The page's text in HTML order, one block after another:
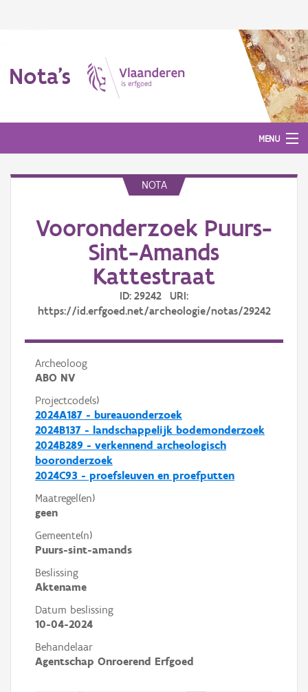
Nota's
MENU
Aanmelden
NOTA
Vooronderzoek Puurs-
Sint-Amands
Kattestraat
ID: 29242 URI:
https://id.erfgoed.net/archeologie/notas/29242
Archeoloog
ABO NV
Projectcode(s)
2024A187 - bureauonderzoek
2024B137 - landschappelijk bodemonderzoek
2024B289 - verkennend archeologisch
booronderzoek
2024C93 - proefsleuven en proefputten
Maatregel(en)
geen
Gemeente(n)
Puurs-sint-amands
Beslissing
Aktename
Datum beslissing
10-04-2024
Behandelaar
Agentschap Onroerend Erfgoed